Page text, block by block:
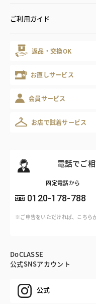
ご利用ガイド
返品・交換OK
お直しサービス
会員サービス
お店で試着サービス
電話でご
固定電話から
0120-178-788
※ご申告をいただければ、こちら
DoCLASSE
公式SNSアカウント
公式